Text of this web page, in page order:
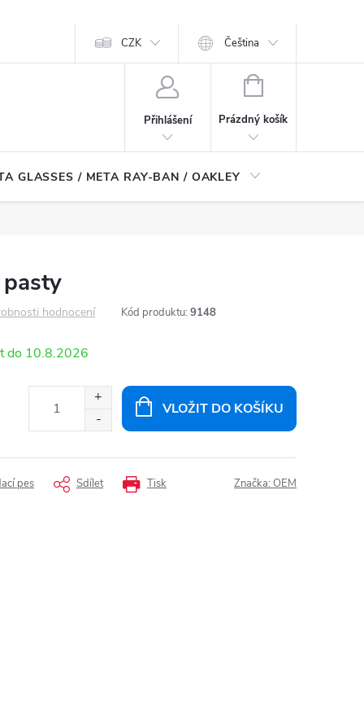
CZK Čeština
Přihlášení
NÁKUPNÍ
Prázdný košík
GLASSES / META RAY-BAN / OAKLEY
hodnocení Kód produktu: 9148
10.8.2026
VLOŽIT DO KOŠÍKU
Tisk
pes Sdílet Značka: OEM